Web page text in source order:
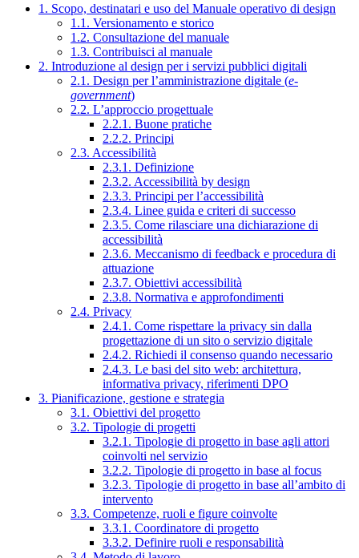
1. Scopo, destinatari e uso del Manuale operativo di design
1.1. Versionamento e storico
1.2. Consultazione del manuale
1.3. Contribuisci al manuale
2. Introduzione al design per i servizi pubblici digitali
2.1. Design per l’amministrazione digitale (e-
government)
2.2. L’approccio progettuale
2.2.1. Buone pratiche
2.2.2. Principi
2.3. Accessibilità
2.3.1. Definizione
2.3.2. Accessibilità by design
2.3.3. Principi per l’accessibilità
2.3.4. Linee guida e criteri di successo
2.3.5. Come rilasciare una dichiarazione di
accessibilità
2.3.6. Meccanismo di feedback e procedura di
attuazione
2.3.7. Obiettivi accessibilità
2.3.8. Normativa e approfondimenti
2.4. Privacy
2.4.1. Come rispettare la privacy sin dalla
progettazione di un sito o servizio digitale
2.4.2. Richiedi il consenso quando necessario
2.4.3. Le basi del sito web: architettura,
informativa privacy, riferimenti DPO
3. Pianificazione, gestione e strategia
3.1. Obiettivi del progetto
3.2. Tipologie di progetti
3.2.1. Tipologie di progetto in base agli attori
coinvolti nel servizio
3.2.2. Tipologie di progetto in base al focus
3.2.3. Tipologie di progetto in base all’ambito di
intervento
3.3. Competenze, ruoli e figure coinvolte
3.3.1. Coordinatore di progetto
3.3.2. Definire ruoli e responsabilità